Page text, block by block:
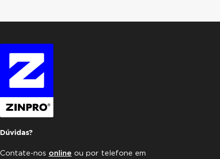
Dúvidas?
Contate-nos online ou por telefone em